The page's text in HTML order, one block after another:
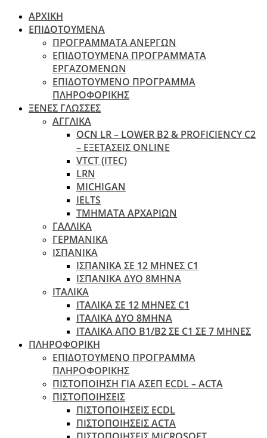
ΑΡΧΙΚΗ
ΕΠΙΔΟΤΟΥΜΕΝΑ
ΠΡΟΓΡΑΜΜΑΤΑ ΑΝΕΡΓΩΝ
ΕΠΙΔΟΤΟΥΜΕΝΑ ΠΡΟΓΡΑΜΜΑΤΑ
ΕΡΓΑΖΟΜΕΝΩΝ
ΕΠΙΔΟΤΟΥΜΕΝΟ ΠΡΟΓΡΑΜΜΑ
ΠΛΗΡΟΦΟΡΙΚΗΣ
ΞΕΝΕΣ ΓΛΩΣΣΕΣ
ΑΓΓΛΙΚΑ
OCN LR – LOWER B2 & PROFICIENCY C2
– ΕΞΕΤΆΣΕΙΣ ONLINE
VTCT (ITEC)
LRN
MICHIGAN
IELTS
ΤΜΗΜΑΤΑ ΑΡΧΑΡΙΩΝ
ΓΑΛΛΙΚΑ
ΓΕΡΜΑΝΙΚΑ
ΙΣΠΑΝΙΚΑ
ΙΣΠΑΝΙΚΑ ΣΕ 12 ΜΗΝΕΣ C1
ΙΣΠΑΝΙΚΑ ΔΥΟ 8ΜΗΝΑ
ΙΤΑΛΙΚΑ
ΙΤΑΛΙΚΑ ΣΕ 12 ΜΗΝΕΣ C1
ΙΤΑΛΙΚΑ ΔΥΟ 8ΜΗΝΑ
ΙΤΑΛΙΚΑ ΑΠΌ B1/B2 ΣΕ C1 ΣΕ 7 ΜΉΝΕΣ
ΠΛΗΡΟΦΟΡΙΚΗ
ΕΠΙΔΟΤΟΥΜΕΝΟ ΠΡΟΓΡΑΜΜΑ
ΠΛΗΡΟΦΟΡΙΚΗΣ
ΠIΣΤΟΠΟΙΗΣΗ ΓΙΑ ΑΣΕΠ ECDL – ACTA
ΠΙΣΤΟΠΟΙΗΣΕΙΣ
ΠΙΣΤΟΠΟΙΗΣΕΙΣ ECDL
ΠΙΣΤΟΠΟΙΗΣΕΙΣ ACTA